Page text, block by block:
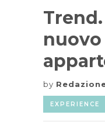
by
EXPERIENCE